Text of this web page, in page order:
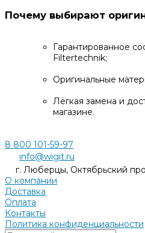
Почему выбирают
Гарантированное
Filtertechnik;
Оригинальные
Лёгкая замена и
магазине.
8 800 101-59-97
info@wigit.ru
г. Люберцы, Октябрьский
О компании
Доставка
Оплата
Контакты
Политика конфиденциальности